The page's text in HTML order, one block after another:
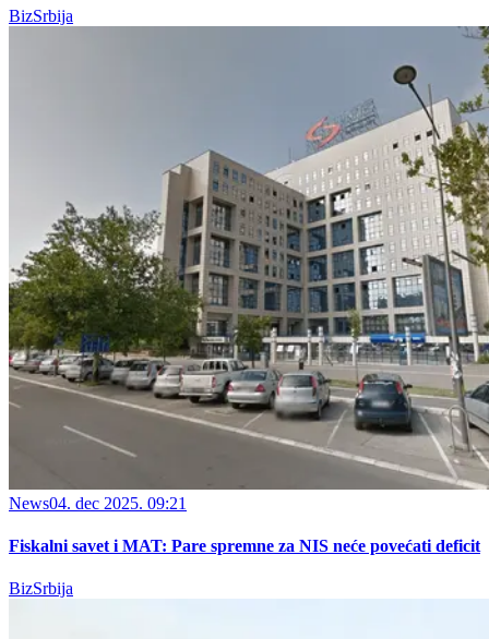
BizSrbija
News04. dec 2025. 09:21
Fiskalni savet i MAT: Pare spremne za NIS neće povećati deficit
BizSrbija